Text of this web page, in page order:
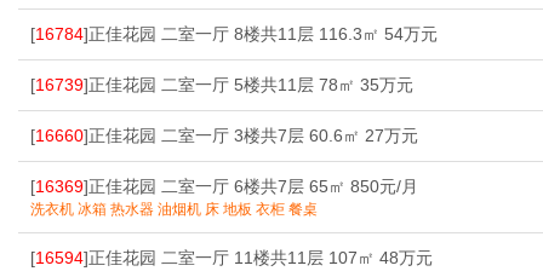
[16784]正佳花园 二室一厅 8楼共11层 116.3㎡ 54万元
[16739]正佳花园 二室一厅 5楼共11层 78㎡ 35万元
[16660]正佳花园 二室一厅 3楼共7层 60.6㎡ 27万元
[16369]正佳花园 二室一厅 6楼共7层 65㎡ 850元/月
洗衣机 冰箱 热水器 油烟机 床 地板 衣柜 餐桌
[16594]正佳花园 二室一厅 11楼共11层 107㎡ 48万元